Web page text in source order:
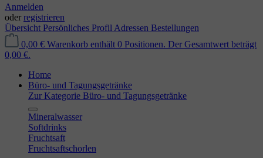
Anmelden
oder registrieren
Übersicht Persönliches Profil Adressen Bestellungen
0,00 € Warenkorb enthält 0 Positionen. Der Gesamtwert beträgt
0,00 €.
Home
Büro- und Tagungsgetränke
Zur Kategorie Büro- und Tagungsgetränke
Mineralwasser
Softdrinks
Fruchtsaft
Fruchtsaftschorlen